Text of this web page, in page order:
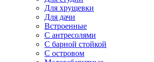
Для хрущевки
Для дачи
Встроенные
С антресолями
С барной стойкой
С островом